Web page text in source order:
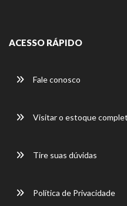
ACESSO RÁPIDO
Fale conosco
Visitar o estoque
Tire suas dúvidas
Política de Privacidade